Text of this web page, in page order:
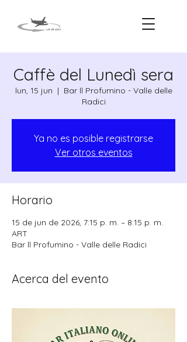
Caffè del Lunedì sera
lun, 15 jun
  |
Bar ll Profumino - Valle delle
Radici
Ya no es posible registrarse
Ver otros eventos
Horario
15 de jun de 2026, 7:15 p. m. – 8:15 p. m.
ART
Bar ll Profumino - Valle delle Radici
Acerca del evento